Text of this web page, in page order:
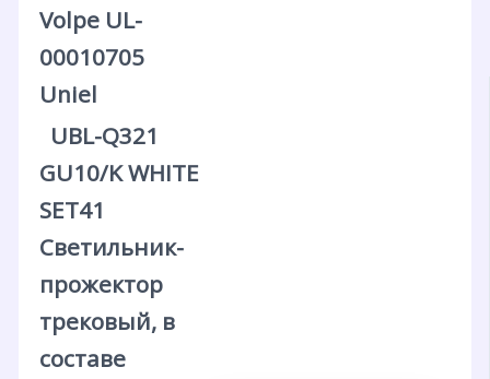
Volpe UL-
00010705
Uniel
UBL-Q321
GU10/K WHITE
SET41
Светильник-
прожектор
трековый, в
составе